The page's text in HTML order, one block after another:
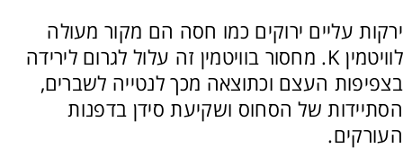
ירקות עליים ירוקים כמו חסה הם מקור מעולה
לוויטמין K. מחסור בוויטמין זה עלול לגרום לירידה
בצפיפות העצם וכתוצאה מכך לנטייה לשברים,
הסתיידות של הסחוס ושקיעת סידן בדפנות
העורקים.